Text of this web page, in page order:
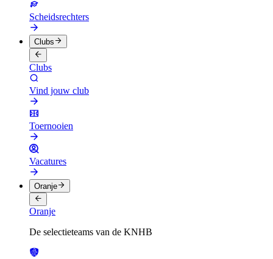
Scheidsrechters
Clubs
Clubs
Vind jouw club
Toernooien
Vacatures
Oranje
Oranje
De selectieteams van de KNHB